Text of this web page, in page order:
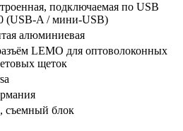
подключаемая по USB
(USB-A / мини-USB)
алюминиевая
LEMO для оптоволоконных
щеток
съемный блок